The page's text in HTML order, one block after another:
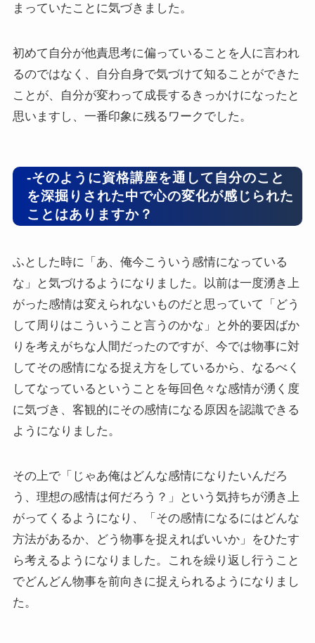
まっていたことに気づきました。
初めて自分が他責思考に偏っていることを人に言われ
るのではなく、自分自身で気づけて知ることができた
ことが、自分が変わって成長するきっかけになったと
思いますし、一番印象に残るワークでした。
-そのように資格講座を通して自分のこと
を深掘りされた中で心の変化が感じられた
ことはありますか？
ふとした時に「あ、俺今こういう感情になっている
な」と気づけるようになりました。以前は一度湧き上
がった感情は変えられないものだと思っていて「どう
して周りはこういうこと言うのかな」と外的要因ばか
りを考えがちな人間だったのですが、今では物事に対
してその感情になる捉え方をしているから、なるべく
してなっているということを毎回色々な感情が湧く度
に気づき、客観的にその感情になる原因を認識できる
ようになりました。
その上で「じゃあ俺はどんな感情になりたいんだろ
う、理想の感情は何だろう？」という気持ちが湧き上
がってくるようになり、「その感情になるにはどんな
方法があるか、どう物事を捉えればいいか」をひたす
ら考えるようになりました。これを繰り返し行うこと
でどんどん物事を前向きに捉えられるようになりまし
た。